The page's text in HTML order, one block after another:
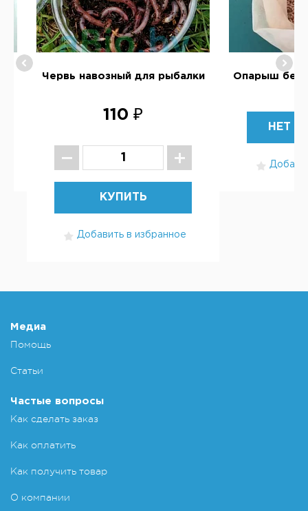
Червь навозный для рыбалки
110 ₽
КУПИТЬ
Добавить в избранное
Опарыш
НЕТ В
Медиа
Помощь
Статьи
Частые вопросы
Как сделать заказ
Как оплатить
Как получить товар
О компании